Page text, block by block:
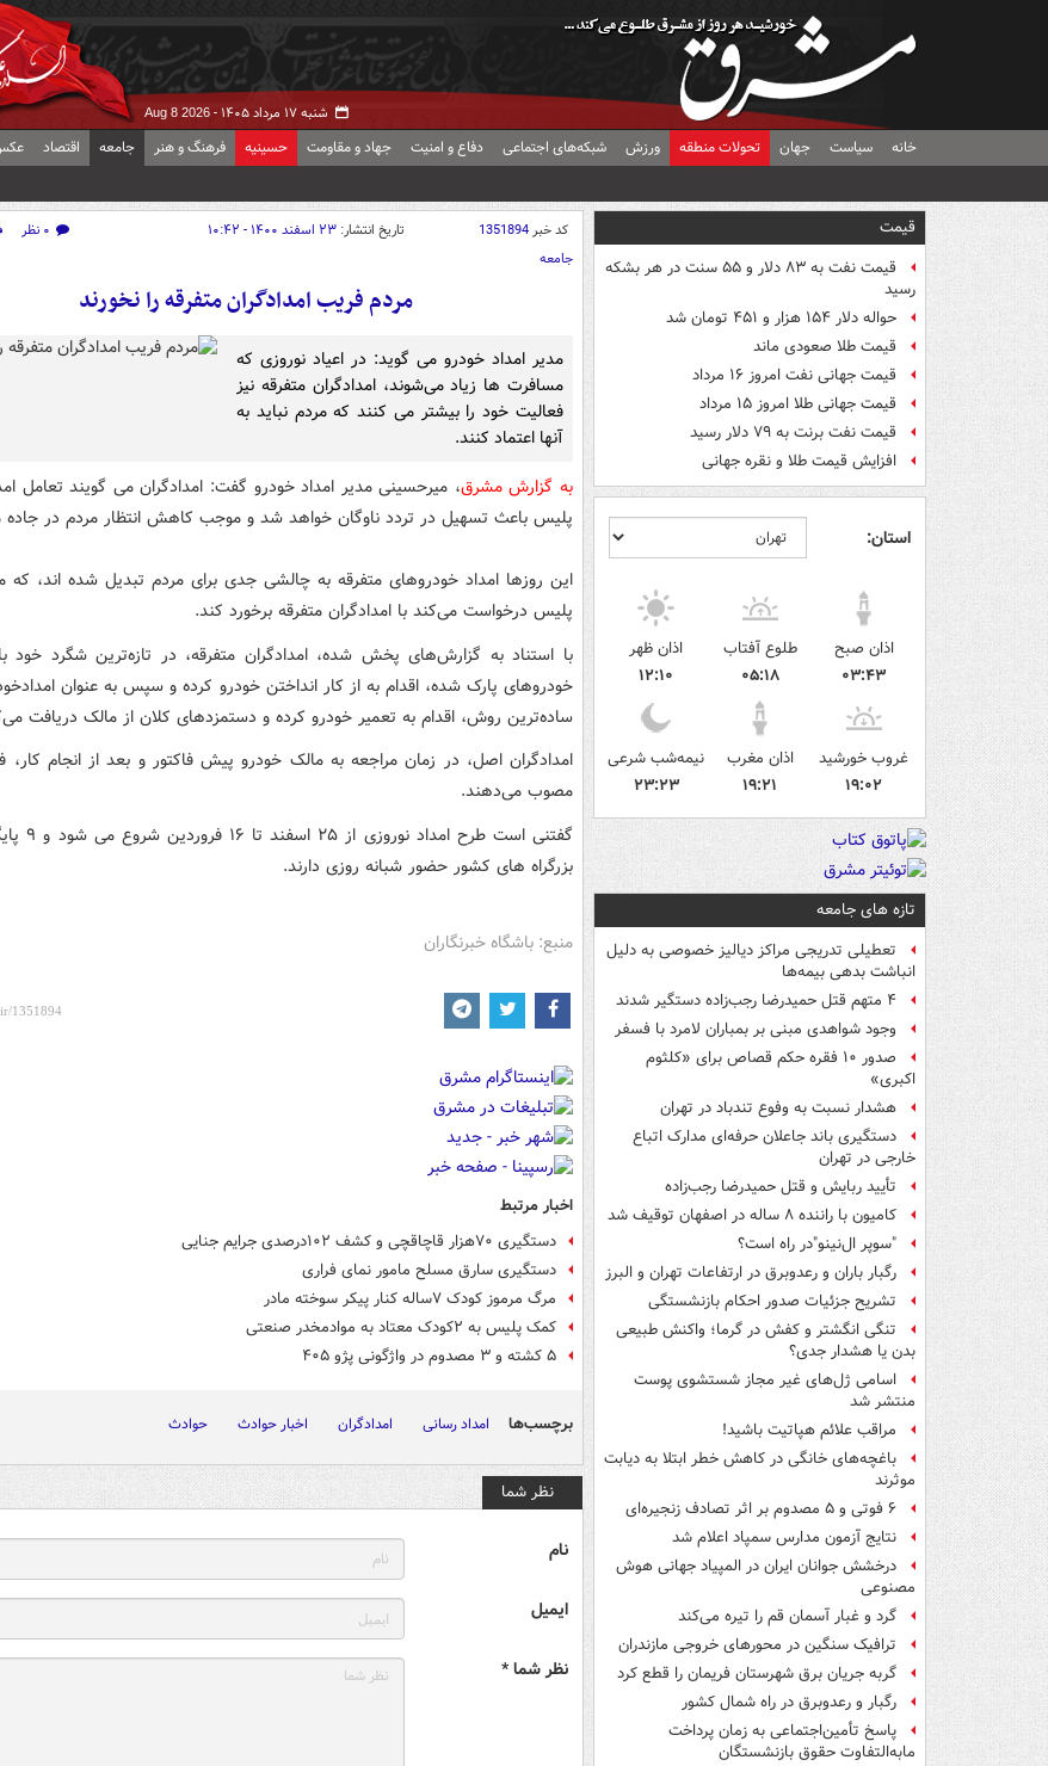
شنبه ۱۷ مرداد ۱۴۰۵ - Aug 8 2026
خانه سیاست جهان تحولات منطقه ورزش شبکه‌های اجتماعی دفاع و امنیت جهاد و مقاومت حسینیه فرهنگ و هنر جامعه اقتصاد
قیمت
قیمت نفت به ۸۳ دلار و ۵۵ سنت در هر بشکه
رسید
حواله دلار ۱۵۴ هزار و ۴۵۱ تومان شد
قیمت طلا صعودی ماند
قیمت جهانی نفت امروز ۱۶ مرداد
قیمت جهانی طلا امروز ۱۵ مرداد
قیمت نفت برنت به ۷۹ دلار رسید
افزایش قیمت طلا و نقره جهانی
استان:
اذان صبح
۰۳:۴۳
طلوع آفتاب
۰۵:۱۸
اذان ظهر
۱۲:۱۰
غروب خورشید
۱۹:۰۲
اذان مغرب
۱۹:۲۱
نیمه‌شب شرعی
۲۳:۲۳
تازه های جامعه
تعطیلی تدریجی مراکز دیالیز خصوصی به دلیل
انباشت بدهی بیمه‌ها
۴ متهم قتل حمیدرضا رجب‌زاده دستگیر شدند
وجود شواهدی مبنی بر بمباران لامرد با فسفر
صدور ۱۰ فقره حکم قصاص برای «کلثوم
اکبری»
هشدار نسبت به وفوع تندباد در تهران
دستگیری باند جاعلان حرفه‌ای مدارک اتباع
خارجی در تهران
تأیید ربایش و قتل حمیدرضا رجب‌زاده
کامیون با راننده ۸ ساله در اصفهان توقیف شد
"سوپر ال‌نینو"در راه است؟
رگبار باران و رعدوبرق در ارتفاعات تهران و البرز
تشریح جزئیات صدور احکام بازنشستگی
تنگی انگشتر و کفش در گرما؛ واکنش طبیعی
بدن یا هشدار جدی؟
اسامی ژل‌های غیر مجاز شستشوی پوست
منتشر شد
مراقب علائم هپاتیت باشید!
باغچه‌های خانگی در کاهش خطر ابتلا به دیابت
موثرند
۶ فوتی و ۵ مصدوم بر اثر تصادف زنجیره‌ای
نتایج آزمون مدارس سمپاد اعلام شد
درخشش جوانان ایران در المپیاد جهانی هوش
مصنوعی
گرد و غبار آسمان قم را تیره می‌کند
ترافیک سنگین در محورهای خروجی مازندران
گربه جریان برق شهرستان فریمان را قطع کرد
رگبار و رعدوبرق در راه شمال کشور
پاسخ تأمین‌اجتماعی به زمان پرداخت
مابه‌التفاوت حقوق بازنشستگان
کد خبر1351894 تاریخ انتشار: ۲۳ اسفند ۱۴۰۰ - ۱۰:۴۲ ۰ نظر
جامعه
مردم فریب امدادگران متفرقه را نخورند
مدیر امداد خودرو می گوید: در اعیاد نوروزی که
مسافرت ها زیاد می‌شوند، امدادگران متفرقه نیز
فعالیت خود را بیشتر می کنند که مردم نباید به
آنها اعتماد کنند.
به گزارش مشرق، میرحسینی مدیر امداد خودرو گفت: امدادگران می گویند تعامل
پلیس باعث تسهیل در تردد ناوگان خواهد شد و موجب کاهش انتظار مردم در
این‌ روزها امداد خودروهای متفرقه به چالشی جدی برای مردم تبدیل شده اند، که
پلیس درخواست می‌کند با امدادگران متفرقه برخورد کند.
با استناد به گزارش‌های پخش شده، امدادگران متفرقه، در تازه‌ترین شگرد خود
خودروهای پارک شده، اقدام به از کار انداختن خودرو کرده و سپس به عنوان
ساده‌ترین روش‌، اقدام به تعمیر خودرو کرده و دستمزدهای کلان از مالک دریافت
امدادگران اصل، در زمان مراجعه به مالک خودرو پیش فاکتور و بعد از انجام کار،
مصوب می‌دهند.
گفتنی است طرح
بزرگراه های کشور حضور شبانه روزی دارند.
منبع: باشگاه خبرنگاران
اخبار مرتبط
دستگیری ۷۰هزار قاچاقچی و کشف ۱۰۲درصدی جرایم جنایی
دستگیری سارق مسلح مامور نمای فراری
مرگ مرموز کودک ۷ساله کنار پیکر سوخته مادر
کمک پلیس به ۲کودک معتاد به موادمخدر صنعتی
۵ کشته و ۳ مصدوم در واژگونی پژو ۴۰۵
برچسب‌ها امداد رسانی امدادگران اخبار حوادث حوادث
نظر شما
نام
ایمیل
نظر شما *